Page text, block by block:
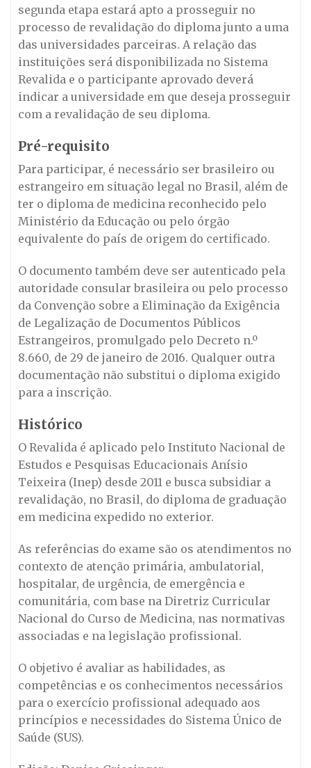
segunda etapa estará apto a prosseguir no
processo de revalidação do diploma junto a uma
das universidades parceiras. A relação das
instituições será disponibilizada no Sistema
Revalida e o participante aprovado deverá
indicar a universidade em que deseja prosseguir
com a revalidação de seu diploma.
Pré-requisito
Para participar, é necessário ser brasileiro ou
estrangeiro em situação legal no Brasil, além de
ter o diploma de medicina reconhecido pelo
Ministério da Educação ou pelo órgão
equivalente do país de origem do certificado.
O documento também deve ser autenticado pela
autoridade consular brasileira ou pelo processo
da Convenção sobre a Eliminação da Exigência
de Legalização de Documentos Públicos
Estrangeiros, promulgado pelo Decreto n.º
8.660, de 29 de janeiro de 2016. Qualquer outra
documentação não substitui o diploma exigido
para a inscrição.
Histórico
O Revalida é aplicado pelo Instituto Nacional de
Estudos e Pesquisas Educacionais Anísio
Teixeira (Inep) desde 2011 e busca subsidiar a
revalidação, no Brasil, do diploma de graduação
em medicina expedido no exterior.
As referências do exame são os atendimentos no
contexto de atenção primária, ambulatorial,
hospitalar, de urgência, de emergência e
comunitária, com base na Diretriz Curricular
Nacional do Curso de Medicina, nas normativas
associadas e na legislação profissional.
O objetivo é avaliar as habilidades, as
competências e os conhecimentos necessários
para o exercício profissional adequado aos
princípios e necessidades do Sistema Único de
Saúde (SUS).